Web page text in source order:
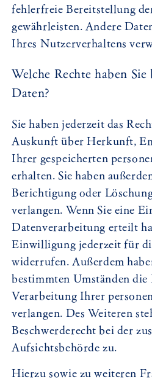
fehlerfreie Bereitstellung
gewährleisten. Andere
Ihres Nutzerverhaltens
Welche Rechte haben
Daten?
Sie haben jederzeit das
Auskunft über Herkunft,
Ihrer gespeicherten
erhalten. Sie haben
Berichtigung oder
verlangen. Wenn Sie eine
Datenverarbeitung erteilt
Einwilligung jederzeit für
widerrufen. Außerdem
bestimmten Umständen
Verarbeitung Ihrer
verlangen. Des Weiteren
Beschwerderecht bei der
Aufsichtsbehörde zu.
Hierzu sowie zu weiteren